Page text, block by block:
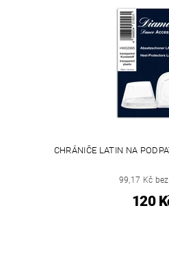
CHRÁNIČE LATIN NA
99,17 Kč bez
120